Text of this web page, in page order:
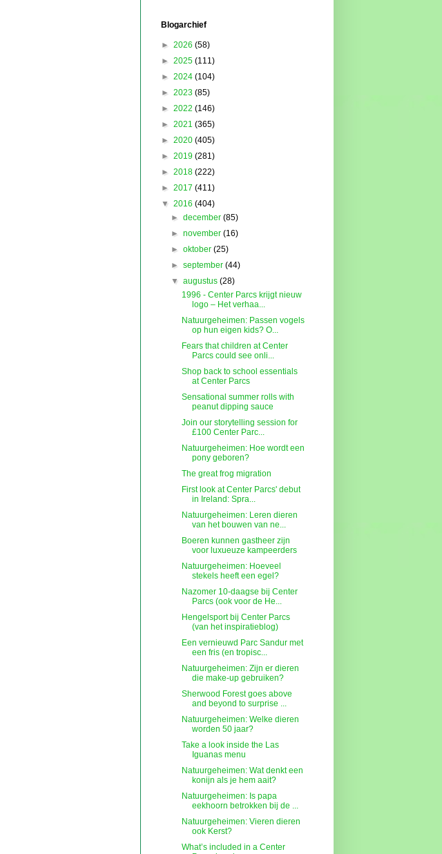
Blogarchief
► 2026 (58)
► 2025 (111)
► 2024 (104)
► 2023 (85)
► 2022 (146)
► 2021 (365)
► 2020 (405)
► 2019 (281)
► 2018 (222)
► 2017 (411)
▼ 2016 (404)
►december(85)
►november(16)
►oktober(25)
►september(44)
▼augustus(28)
1996 - Center Parcs krijgt nieuw
logo – Het verhaa...
Natuurgeheimen: Passen vogels
op hun eigen kids? O...
Fears that children at Center
Parcs could see onli...
Shop back to school essentials
at Center Parcs
Sensational summer rolls with
peanut dipping sauce
Join our storytelling session for
£100 Center Parc...
Natuurgeheimen: Hoe wordt een
pony geboren?
The great frog migration
First look at Center Parcs' debut
in Ireland: Spra...
Natuurgeheimen: Leren dieren
van het bouwen van ne...
Boeren kunnen gastheer zijn
voor luxueuze kampeerders
Natuurgeheimen: Hoeveel
stekels heeft een egel?
Nazomer 10-daagse bij Center
Parcs (ook voor de He...
Hengelsport bij Center Parcs
(van het inspiratieblog)
Een vernieuwd Parc Sandur met
een fris (en tropisc...
Natuurgeheimen: Zijn er dieren
die make-up gebruiken?
Sherwood Forest goes above
and beyond to surprise ...
Natuurgeheimen: Welke dieren
worden 50 jaar?
Take a look inside the Las
Iguanas menu
Natuurgeheimen: Wat denkt een
konijn als je hem aait?
Natuurgeheimen: Is papa
eekhoorn betrokken bij de ...
Natuurgeheimen: Vieren dieren
ook Kerst?
What’s included in a Center